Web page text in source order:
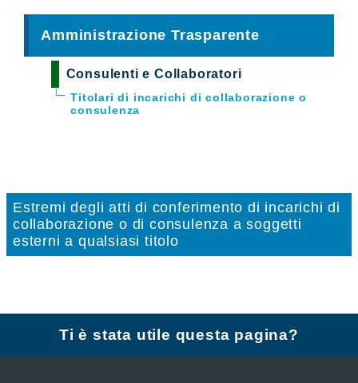
Amministrazione Trasparente
Consulenti e Collaboratori
Titolari di incarichi di collaborazione o
consulenza
Estremi degli atti di conferimento di incarichi di
collaborazione o di consulenza a soggetti
esterni a qualsiasi titolo
Ti è stata utile questa pagina?